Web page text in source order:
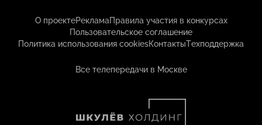
О проектеРекламаПравила участия в конкурсах
Пользовательское соглашение
Политика использования cookiesКонтактыТехподдержка
Все телепередачи в Москве